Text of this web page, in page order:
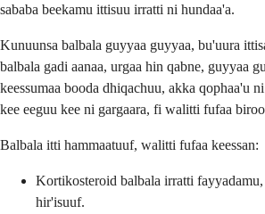
sababa beekamu ittisuu irratti ni hundaa'a.
Kunuunsa balbala guyyaa guyyaa, bu'uura
balbala gadi aanaa, urgaa hin qabne, guyyaa
keessumaa booda dhiqachuu, akka qophaa'u
kee eeguu kee ni gargaara, fi walitti fufaa
Balbala itti hammaatuuf, walitti fufaa keessan:
Kortikosteroid balbala irratti
hir'isuuf.